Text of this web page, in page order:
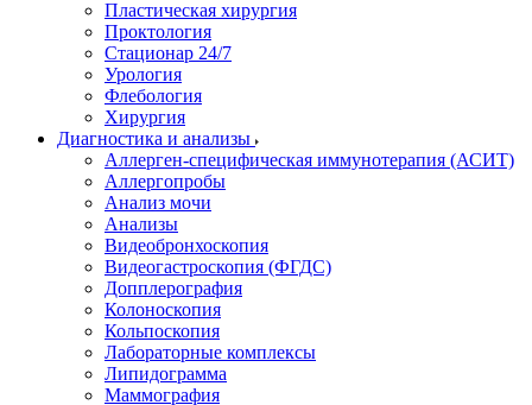
Пластическая хирургия
Проктология
Стационар 24/7
Урология
Флебология
Хирургия
Диагностика и анализы
Аллерген-специфическая иммунотерапия (АСИТ)
Аллергопробы
Анализ мочи
Анализы
Видеобронхоскопия
Видеогастроскопия (ФГДС)
Допплерография
Колоноскопия
Кольпоскопия
Лабораторные комплексы
Липидограмма
Маммография